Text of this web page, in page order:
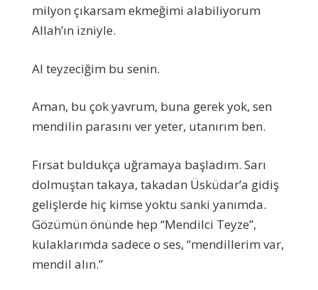
milyon çıkarsam ekmeğimi alabiliyorum
Allah’ın izniyle.
Al teyzeciğim bu senin.
Aman, bu çok yavrum, buna gerek yok, sen
mendilin parasını ver yeter, utanırım ben.
Fırsat buldukça uğramaya başladım. Sarı
dolmuştan takaya, takadan Üsküdar’a gidiş
gelişlerde hiç kimse yoktu sanki yanımda.
Gözümün önünde hep “Mendilci Teyze”,
kulaklarımda sadece o ses, “mendillerim var,
mendil alın.”